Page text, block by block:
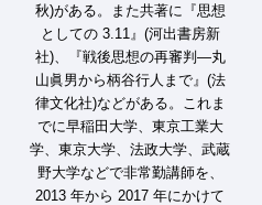
秋)がある。また共著に『思想
としての 3.11』(河出書房新
社)、『戦後思想の再審判―丸
山眞男から柄谷行人まで』(法
律文化社)などがある。これま
でに早稲田大学、東京工業大
学、東京大学、法政大学、武蔵
野大学などで非常勤講師を、
2013 年から 2017 年にかけて